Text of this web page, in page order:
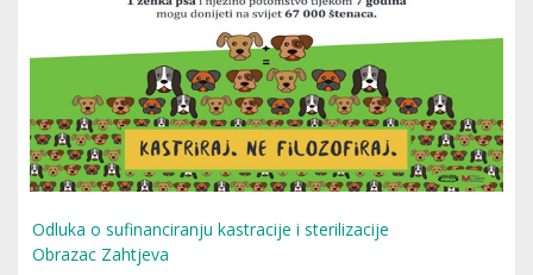
Odluka o sufinanciranju kastracije i sterilizacije
Obrazac Zahtjeva